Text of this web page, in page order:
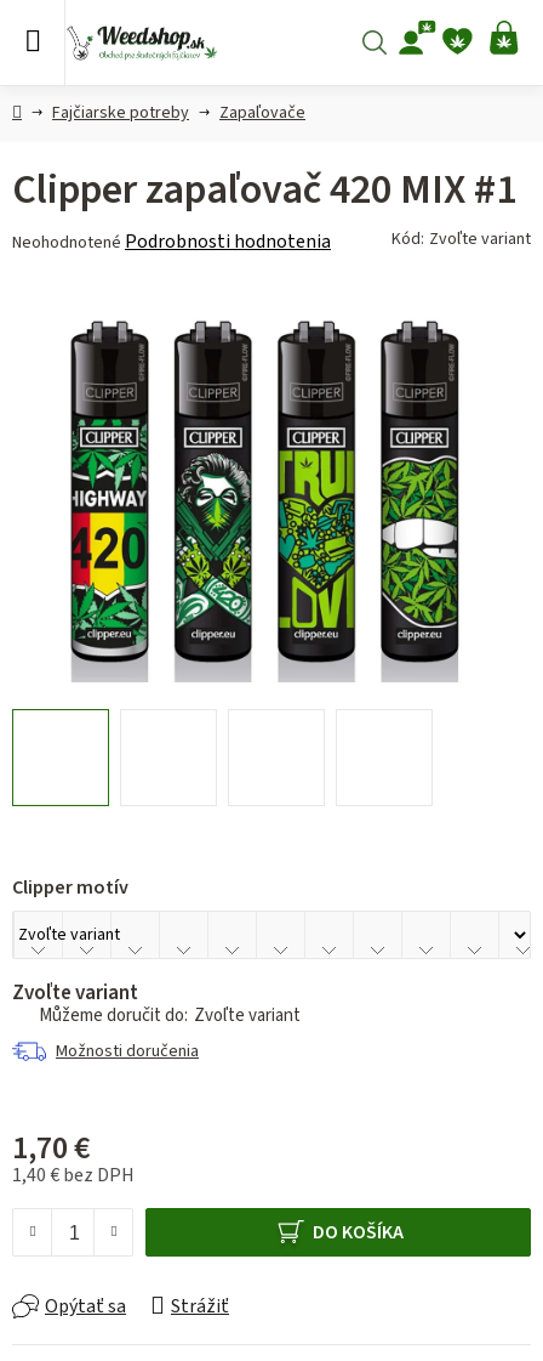
Hľadať
DomovFajčiarske potreby Zapaľovače
Clipper motív
Zvoľte variant
Zvoľte variant
Možnosti doručenia
1,70 €
1,40 € bez DPH
DO KOŠÍKA
Opýtať sa Strážiť
Clipper zapaľovač 420 MIX #1
Priemerné
hviezdičiek.
Neohodnotené Podrobnosti hodnotenia Kód: Zvoľte variant